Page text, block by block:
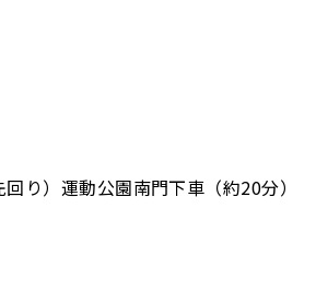
）運動公園南門下車（約20分）